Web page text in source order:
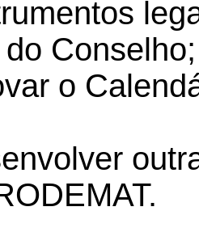
Conselho;
o